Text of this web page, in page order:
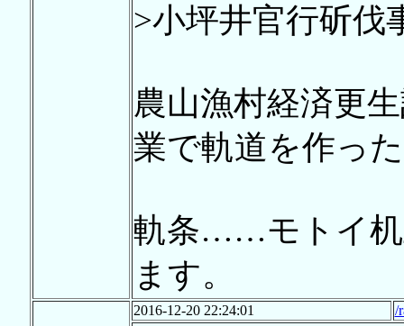
>小坪井官行斫伐
農山漁村経済更
業で軌道を作っ
軌条……モトイ机
ます。
2016-12-20 22:24:01 /